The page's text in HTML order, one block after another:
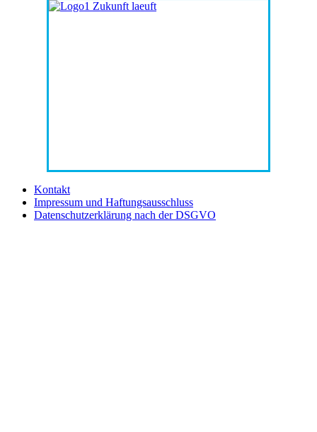
Kontakt
Impressum und Haftungsausschluss
Datenschutzerklärung nach der DSGVO